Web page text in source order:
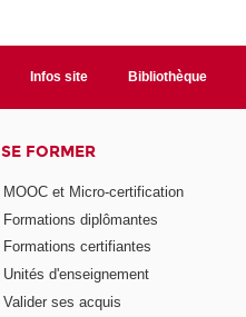
Infos site Bibliothèque
SE FORMER
MOOC et Micro-certification
Formations diplômantes
Formations certifiantes
Unités d'enseignement
Valider ses acquis